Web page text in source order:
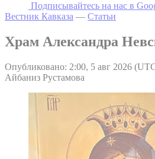
Подписывайтесь на наc в
Вестник Кавказа — Статьи
Храм Александра
Опубликовано: 2:00, 5 авг 2026
Айбаниз Рустамова